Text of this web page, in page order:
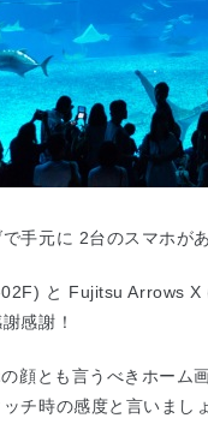
手元に 2台のスマホが
と Fujitsu Arrows X
感謝！
顔とも言うべきホーム
チ時の感度と言いまし